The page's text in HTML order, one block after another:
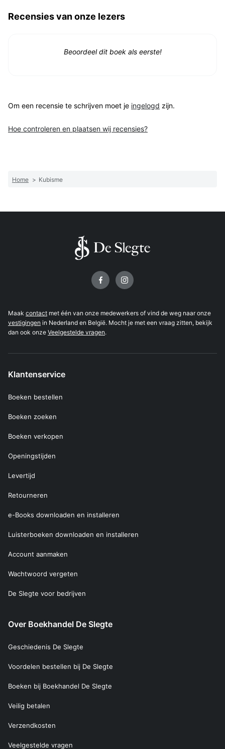
Recensies van onze lezers
Beoordeel dit boek als eerste!
Om een recensie te schrijven moet je ingelogd zijn.
Hoe controleren en plaatsen wij recensies?
Home > Kubisme
Maak contact met één van onze medewerkers of vind de weg naar onze
vestigingen in Nederland en België. Mocht je met een vraag zitten, bekijk
dan ook onze Veelgestelde vragen.
Klantenservice
Boeken bestellen
Boeken zoeken
Boeken verkopen
Openingstijden
Levertijd
Retourneren
e-Books downloaden en installeren
Luisterboeken downloaden en installeren
Account aanmaken
Wachtwoord vergeten
De Slegte voor bedrijven
Over Boekhandel De Slegte
Geschiedenis De Slegte
Voordelen bestellen bij De Slegte
Boeken bij Boekhandel De Slegte
Veilig betalen
Verzendkosten
Veelgestelde vragen